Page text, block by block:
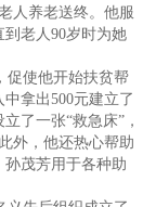
人养老送终。他服
老人90岁时为她
使他开始扶贫帮
拿出500元建立了
了一张“救急床”，
外，他还热心帮助
孙茂芳用于各种助